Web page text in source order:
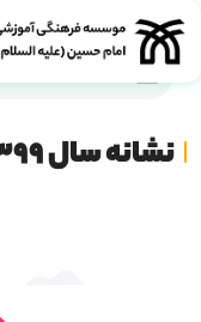
نشانه سال ۱۳۹۹ سال «جهش تولید»